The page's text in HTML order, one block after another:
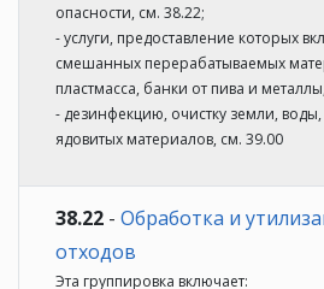
опасности, см. 38.22;
- услуги, предоставление которых
смешанных перерабатываемых
пластмасса, банки от пива и
- дезинфекцию, очистку земли,
ядовитых материалов, см. 39.00
38.22 - Обработка и
отходов
Эта группировка включает: